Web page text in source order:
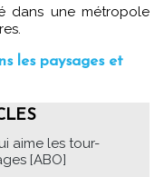
dans une métropole
les paysages et
aime les tour-
[ABO]